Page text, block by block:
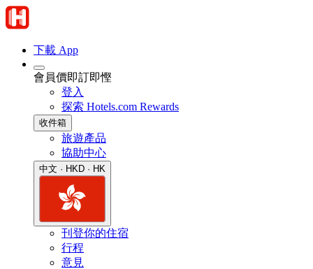
下載 App
會員價即訂即慳
登入
探索 Hotels.com Rewards
收件箱
旅遊產品
協助中心
中文 · HKD · HK
刊登你的住宿
行程
意見